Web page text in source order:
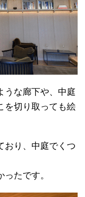
うな廊下や、中庭
を切り取っても絵
おり、中庭でくつ
たです。